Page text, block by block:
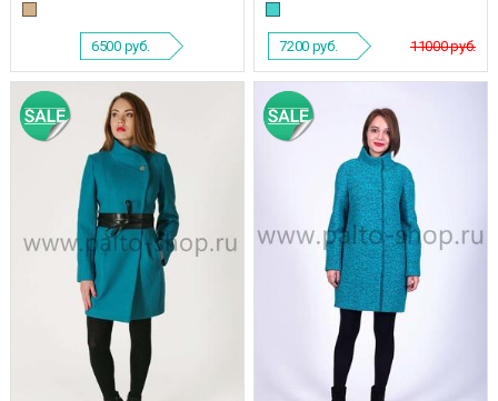
6500 руб. 11000 руб.
7200 руб.